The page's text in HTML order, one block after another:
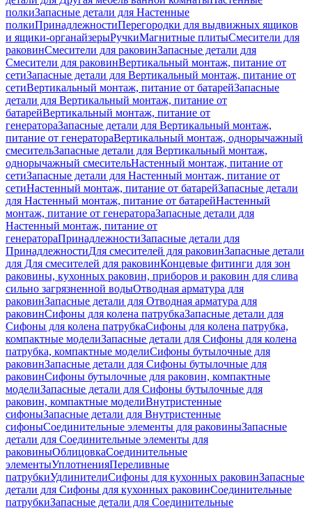
полкиЗапасные детали для Настенные
полкиПринадлежностиПерегородки для выдвижных ящиков
и ящики-органайзерыРучкиМагнитные плитыСмесители для
раковинСмесители для раковинЗапасные детали для
Смесители для раковинВертикальный монтаж, питание от
сетиЗапасные детали для Вертикальный монтаж, питание от
сетиВертикальный монтаж, питание от батарейЗапасные
детали для Вертикальный монтаж, питание от
батарейВертикальный монтаж, питание от
генератораЗапасные детали для Вертикальный монтаж,
питание от генератораВертикальный монтаж, однорычажный
смесительЗапасные детали для Вертикальный монтаж,
однорычажный смесительНастенный монтаж, питание от
сетиЗапасные детали для Настенный монтаж, питание от
сетиНастенный монтаж, питание от батарейЗапасные детали
для Настенный монтаж, питание от батарейНастенный
монтаж, питание от генератораЗапасные детали для
Настенный монтаж, питание от
генератораПринадлежностиЗапасные детали для
ПринадлежностиДля смесителей для раковинЗапасные детали
для Для смесителей для раковинКонцевые фитинги для зон
раковины, кухонных раковин, приборов и раковин для слива
сильно загрязненной водыОтводная арматура для
раковинЗапасные детали для Отводная арматура для
раковинСифоны для колена патрубкаЗапасные детали для
Сифоны для колена патрубкаСифоны для колена патрубка,
компактные моделиЗапасные детали для Сифоны для колена
патрубка, компактные моделиСифоны бутылочные для
раковинЗапасные детали для Сифоны бутылочные для
раковинСифоны бутылочные для раковин, компактные
моделиЗапасные детали для Сифоны бутылочные для
раковин, компактные моделиВнутристенные
сифоныЗапасные детали для Внутристенные
сифоныСоединительные элементы для раковиныЗапасные
детали для Соединительные элементы для
раковиныОблицовкаСоединительные
элементыУплотненияПереливные
патрубкиУдлинителиСифоны для кухонных раковинЗапасные
детали для Сифоны для кухонных раковинСоединительные
патрубкиЗапасные детали для Соединительные